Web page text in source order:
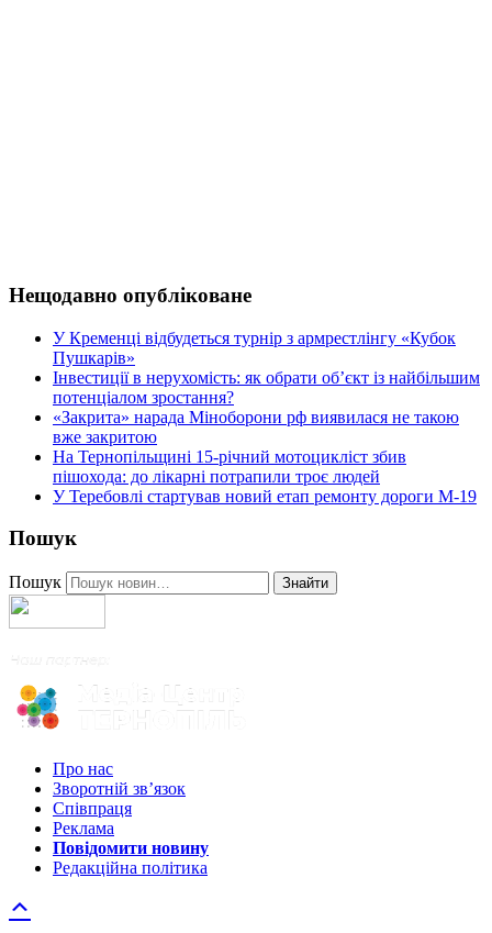
Нещодавно опубліковане
У Кременці відбудеться турнір з армрестлінгу «Кубок
Пушкарів»
Інвестиції в нерухомість: як обрати об’єкт із найбільшим
потенціалом зростання?
«Закрита» нарада Міноборони рф виявилася не такою
вже закритою
На Тернопільщині 15-річний мотоцикліст збив
пішохода: до лікарні потрапили троє людей
У Теребовлі стартував новий етап ремонту дороги М-19
Пошук
Пошук Знайти
Про нас
Зворотній зв’язок
Співпраця
Реклама
Повідомити новину
Редакційна політика